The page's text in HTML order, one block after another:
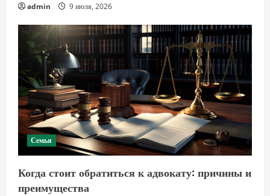
admin 9 июля, 2026
Семья
Когда стоит обратиться к адвокату: причины и
преимущества